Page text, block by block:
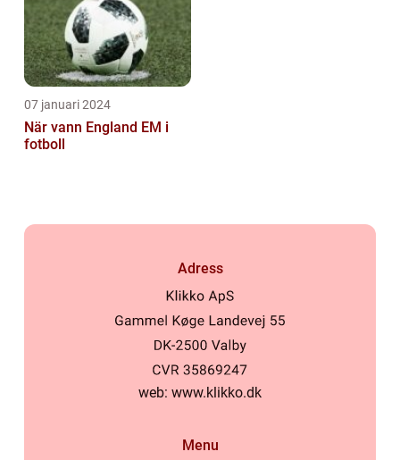
07 januari 2024
När vann England EM i
fotboll
Adress
web: www.klikko.dk
Menu